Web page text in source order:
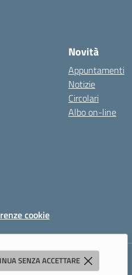
SENZA ACCETTARE
Novità
Appuntamenti
Notizie
Circolari
Albo on-line
cookie